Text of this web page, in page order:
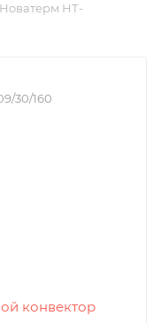
НТ-
30/160